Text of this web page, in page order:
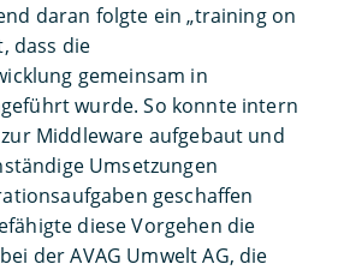
daran folgte ein „training on
dass die
gemeinsam in
wurde. So konnte intern
Middleware aufgebaut und
Umsetzungen
geschaffen
diese Vorgehen die
der AVAG Umwelt AG, die